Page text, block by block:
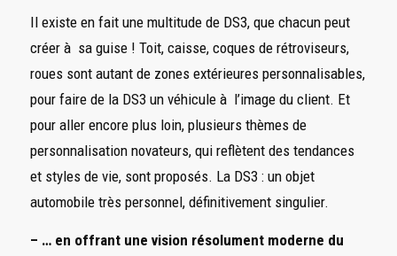
Il existe en fait une multitude de DS3, que chacun peut
créer à sa guise ! Toit, caisse, coques de rétroviseurs,
roues sont autant de zones extérieures personnalisables,
pour faire de la DS3 un véhicule à l’image du client. Et
pour aller encore plus loin, plusieurs thèmes de
personnalisation novateurs, qui reflètent des tendances
et styles de vie, sont proposés. La DS3 : un objet
automobile très personnel, définitivement singulier.
– … en offrant une vision résolument moderne du